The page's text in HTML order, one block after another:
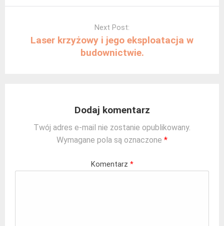
Next Post:
Laser krzyżowy i jego eksploatacja w
budownictwie.
Dodaj komentarz
Twój adres e-mail nie zostanie opublikowany.
Wymagane pola są oznaczone *
Komentarz *